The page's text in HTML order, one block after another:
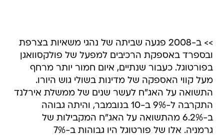
>> ב-2008 פגעה שביתה של נהגי משאיות בצרפת
ובספרד באספקת הרכיבים למפעל של פולקסוואגן
בפורטוגל. כעבור שנתיים, איום חמור יותר מרחף
מעל קווי האספקה של מדינות בשולי גוש היורו.
התשואה על האג"ח לעשר שנים של ממשלת אירלנד
התקרבה ל-9% ב-10 בנובמבר, והיתה גבוהה
ב-6.2% מהתשואה על האג"ח המקבילות של
גרמניה. אלו של פורטוגל היו גבוהות ב-7%